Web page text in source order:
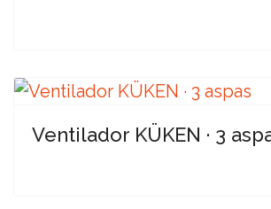
Ventilador KÜKEN · 3